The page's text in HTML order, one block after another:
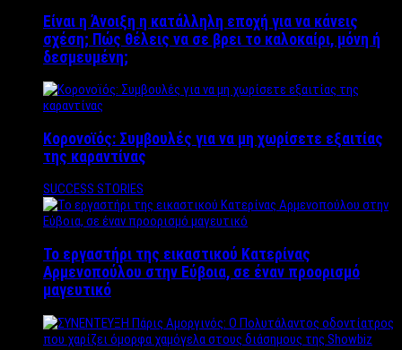
Είναι η Άνοιξη η κατάλληλη εποχή για να κάνεις
σχέση; Πώς θέλεις να σε βρει το καλοκαίρι, μόνη ή
δεσμευμένη;
Κορονοϊός: Συμβουλές για να μη χωρίσετε εξαιτίας
της καραντίνας
SUCCESS STORIES
Το εργαστήρι της εικαστικού Κατερίνας
Αρμενοπούλου στην Εύβοια, σε έναν προορισμό
μαγευτικό